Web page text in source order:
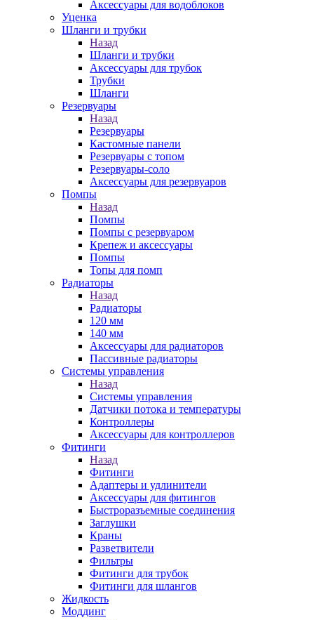
Аксессуары для водоблоков
Уценка
Шланги и трубки
Назад
Шланги и трубки
Аксессуары для трубок
Трубки
Шланги
Резервуары
Назад
Резервуары
Кастомные панели
Резервуары с топом
Резервуары-соло
Аксессуары для резервуаров
Помпы
Назад
Помпы
Помпы с резервуаром
Крепеж и аксессуары
Помпы
Топы для помп
Радиаторы
Назад
Радиаторы
120 мм
140 мм
Аксессуары для радиаторов
Пассивные радиаторы
Системы управления
Назад
Системы управления
Датчики потока и температуры
Контроллеры
Аксессуары для контроллеров
Фитинги
Назад
Фитинги
Адаптеры и удлинители
Аксессуары для фитингов
Быстроразъемные соединения
Заглушки
Краны
Разветвители
Фильтры
Фитинги для трубок
Фитинги для шлангов
Жидкость
Моддинг